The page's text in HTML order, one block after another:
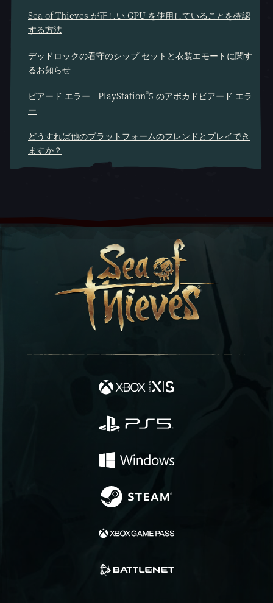
Sea of Thieves が正しい GPU を使用していることを確認
する方法
デッドロックの看守のシップ セットと衣装エモートに関す
るお知らせ
ビアード エラー - PlayStation®5 のアボカドビアード エラ
ー
どうすれば他のプラットフォームのフレンドとプレイでき
ますか？